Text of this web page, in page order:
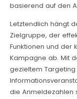
basierend auf den
Letztendlich hängt
Zielgruppe, der
Funktionen und der
Kampagne ab. Mit
gezieltem
die Anmeldezahlen